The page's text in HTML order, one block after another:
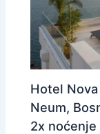
Hotel
Neum,
2x